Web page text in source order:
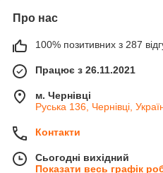
Про нас
100% позитивних з 287
Працює з 26.11.2021
м. Чернівці
Руська 136, Чернівці,
Контакти
Сьогодні вихідний
Показати весь графік